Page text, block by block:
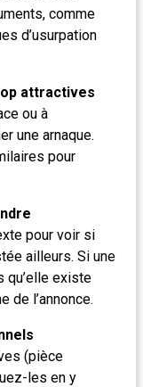
comme
d’usurpation
attractives
ou à
une arnaque.
pour
pour voir si
ailleurs. Si une
qu’elle existe
de l’annonce.
(pièce
les en y